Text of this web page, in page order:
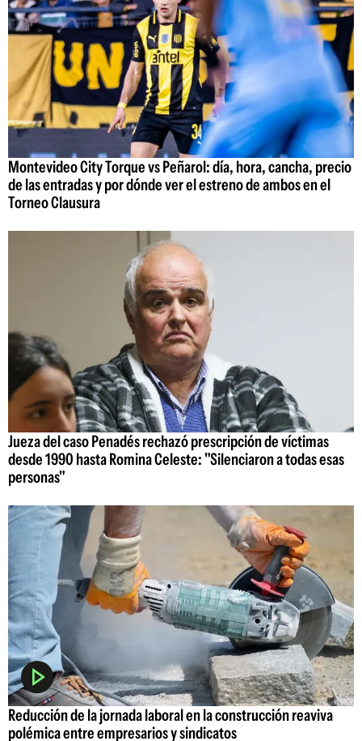
Montevideo City Torque vs Peñarol: día, hora, cancha, precio
de las entradas y por dónde ver el estreno de ambos en el
Torneo Clausura
Jueza del caso Penadés rechazó prescripción de víctimas
desde 1990 hasta Romina Celeste: "Silenciaron a todas esas
personas"
Reducción de la jornada laboral en la construcción reaviva
polémica entre empresarios y sindicatos